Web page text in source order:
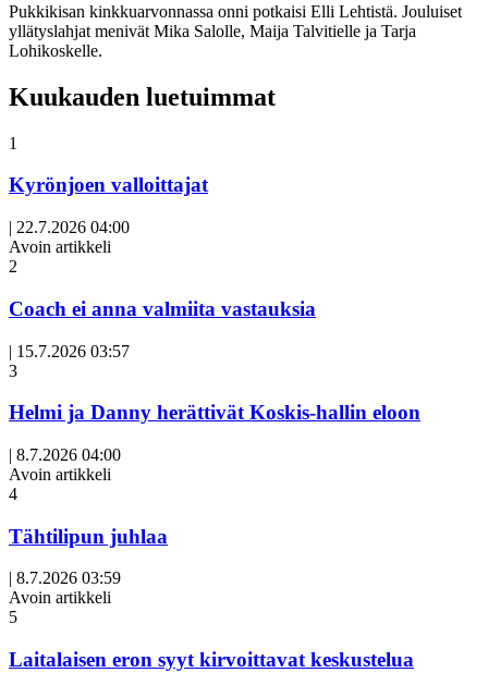
Pukkikisan kinkkuarvonnassa onni potkaisi Elli Lehtistä. Jouluiset
yllätyslahjat menivät Mika Salolle, Maija Talvitielle ja Tarja
Lohikoskelle.
Kuukauden luetuimmat
1
Kyrönjoen valloittajat
| 22.7.2026 04:00
Avoin artikkeli
2
Coach ei anna valmiita vastauksia
| 15.7.2026 03:57
3
Helmi ja Danny herättivät Koskis-hallin eloon
| 8.7.2026 04:00
Avoin artikkeli
4
Tähtilipun juhlaa
| 8.7.2026 03:59
Avoin artikkeli
5
Laitalaisen eron syyt kirvoittavat keskustelua